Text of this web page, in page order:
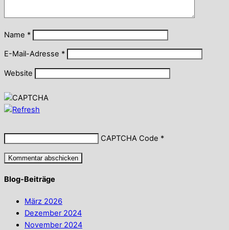
Name *
E-Mail-Adresse *
Website
CAPTCHA Code *
Blog-Beiträge
März 2026
Dezember 2024
November 2024